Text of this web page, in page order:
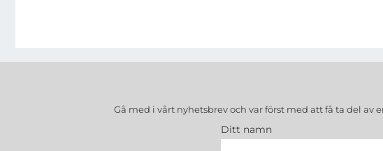
Gå med i vårt nyhetsbrev och var först med att få ta del
Ditt namn